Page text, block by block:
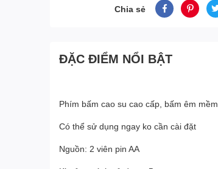
Chia sẻ
ĐẶC ĐIỂM NỔI BẬT
Phím bấm cao su cao cấp, bấm êm mềm
Có thể sử dụng ngay ko cần cài đặt
Nguồn: 2 viên pin AA